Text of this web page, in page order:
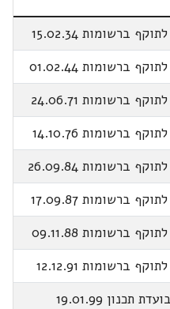
ברשומות 15.02.34
ברשומות 01.02.44
ברשומות 24.06.71
ברשומות 14.10.76
ברשומות 26.09.84
ברשומות 17.09.87
ברשומות 09.11.88
ברשומות 12.12.91
תכנון 19.01.99